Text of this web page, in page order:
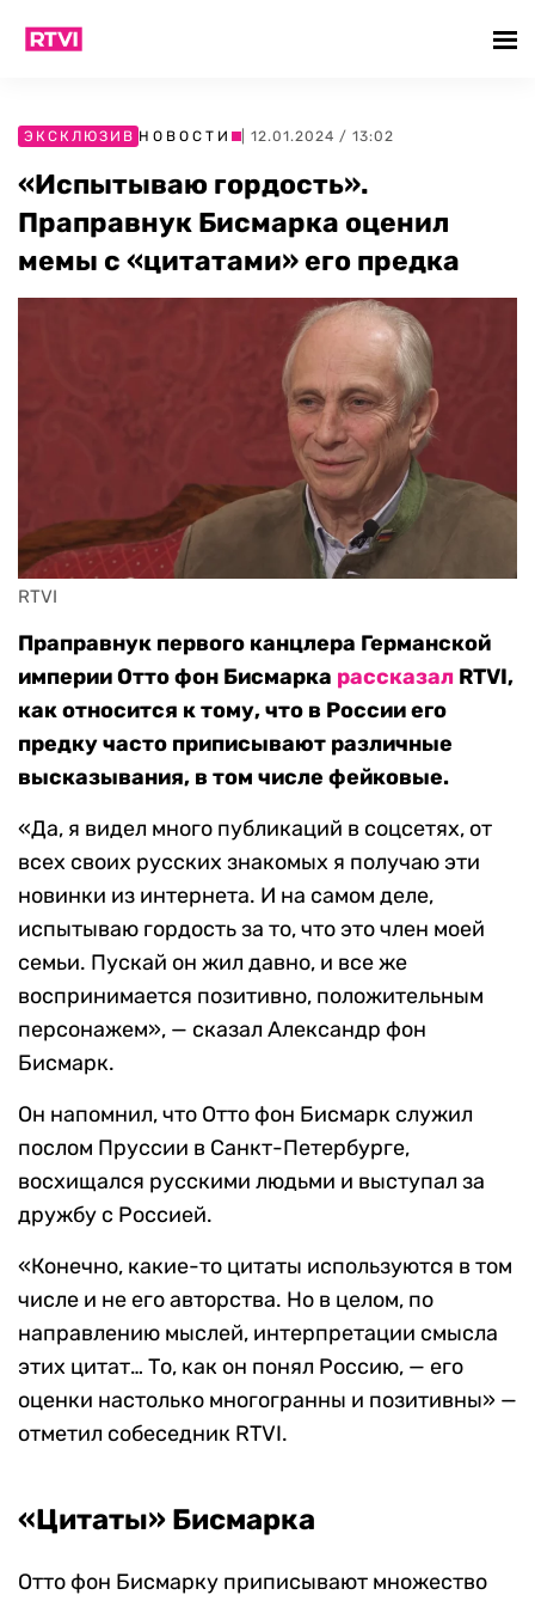
ЭКСКЛЮЗИВ НОВОСТИ | 12.01.2024 / 13:02
«Испытываю гордость».
Праправнук Бисмарка оценил
мемы с «цитатами» его предка
RTVI
Праправнук первого канцлера Германской
империи Отто фон Бисмарка рассказал RTVI,
как относится к тому, что в России его
предку часто приписывают различные
высказывания, в том числе фейковые.
«Да, я видел много публикаций в соцсетях, от
всех своих русских знакомых я получаю эти
новинки из интернета. И на самом деле,
испытываю гордость за то, что это член моей
семьи. Пускай он жил давно, и все же
воспринимается позитивно, положительным
персонажем», — сказал Александр фон
Бисмарк.
Он напомнил, что Отто фон Бисмарк служил
послом Пруссии в Санкт-Петербурге,
восхищался русскими людьми и выступал за
дружбу с Россией.
«Конечно, какие-то цитаты используются в том
числе и не его авторства. Но в целом, по
направлению мыслей, интерпретации смысла
этих цитат… То, как он понял Россию, — его
оценки настолько многогранны и позитивны» —
отметил собеседник RTVI.
«Цитаты» Бисмарка
Отто фон Бисмарку приписывают множество